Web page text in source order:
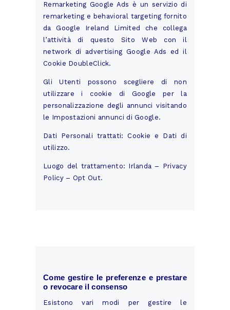
Remarketing Google Ads è un servizio di
remarketing e behavioral targeting fornito
da Google Ireland Limited che collega
l’attività di questo Sito Web con il
network di advertising Google Ads ed il
Cookie DoubleClick.
Gli Utenti possono scegliere di non
utilizzare i cookie di Google per la
personalizzazione degli annunci visitando
le Impostazioni annunci di Google.
Dati Personali trattati: Cookie e Dati di
utilizzo.
Luogo del trattamento: Irlanda – Privacy
Policy– Opt Out.
Come gestire le preferenze e prestare
o revocare il consenso
Esistono vari modi per gestire le